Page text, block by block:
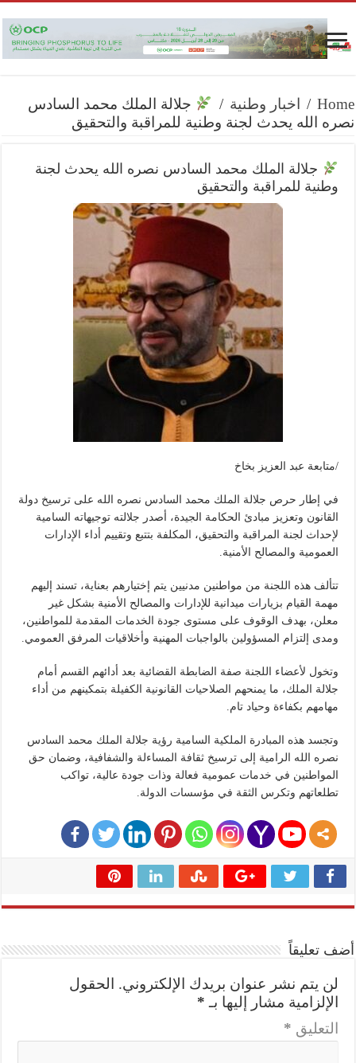
Home
/ اخبار وطنية /
جلالة الملك محمد السادس
نصره الله يحدث لجنة وطنية للمراقبة والتحقيق
جلالة الملك محمد السادس نصره الله يحدث لجنة
وطنية للمراقبة والتحقيق
/متابعة عبد العزيز بخاخ
في إطار حرص جلالة الملك محمد السادس نصره الله على ترسيخ دولة
القانون وتعزيز مبادئ الحكامة الجيدة، أصدر جلالته توجيهاته السامية
لإحداث لجنة المراقبة والتحقيق، المكلفة بتتبع وتقييم أداء الإدارات
العمومية والمصالح الأمنية.
تتألف هذه اللجنة من مواطنين مدنيين يتم إختيارهم بعناية، تسند إليهم
مهمة القيام بزيارات ميدانية للإدارات والمصالح الأمنية بشكل غير
معلن، بهدف الوقوف على مستوى جودة الخدمات المقدمة للمواطنين،
ومدى إلتزام المسؤولين بالواجبات المهنية وأخلاقيات المرفق العمومي.
وتخول لأعضاء اللجنة صفة الضابطة القضائية بعد أدائهم القسم أمام
جلالة الملك، ما يمنحهم الصلاحيات القانونية الكفيلة بتمكينهم من أداء
مهامهم بكفاءة وحياد تام.
وتجسد هذه المبادرة الملكية السامية رؤية جلالة الملك محمد السادس
نصره الله الرامية إلى ترسيخ ثقافة المساءلة والشفافية، وضمان حق
المواطنين في خدمات عمومية فعالة وذات جودة عالية، تواكب
تطلعاتهم وتكرس الثقة في مؤسسات الدولة.
أضف تعليقاً
لن يتم نشر عنوان بريدك الإلكتروني.
الحقول
الإلزامية مشار إليها بـ *
التعليق *